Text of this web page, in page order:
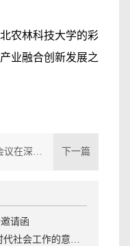
农林科技大学的彩色小麦
业融合创新发展之路，着
下一篇
深圳市茶文化促进会2021年度副会长会议在深圳茶阅世界圆满召开
请函
中共中央 国务院印发《关于加强新时代社会工作的意见》